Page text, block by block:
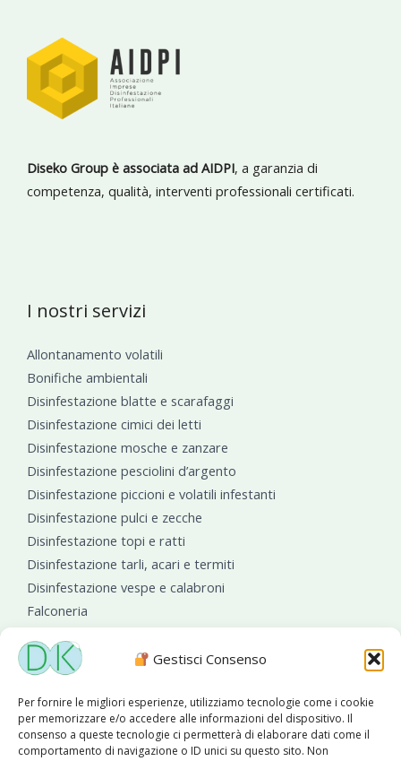
Gestisci Consenso
Per fornire le migliori esperienze, utilizziamo tecnologie come i cookie
per memorizzare e/o accedere alle informazioni del dispositivo. Il
consenso a queste tecnologie ci permetterà di elaborare dati come il
comportamento di navigazione o ID unici su questo sito. Non
Diseko Group è associata ad AIDPI, a garanzia di
competenza, qualità, interventi professionali certificati.
I nostri servizi
Allontanamento volatili
Bonifiche ambientali
Disinfestazione blatte e scarafaggi
Disinfestazione cimici dei letti
Disinfestazione mosche e zanzare
Disinfestazione pesciolini d’argento
Disinfestazione piccioni e volatili infestanti
Disinfestazione pulci e zecche
Disinfestazione topi e ratti
Disinfestazione tarli, acari e termiti
Disinfestazione vespe e calabroni
Falconeria